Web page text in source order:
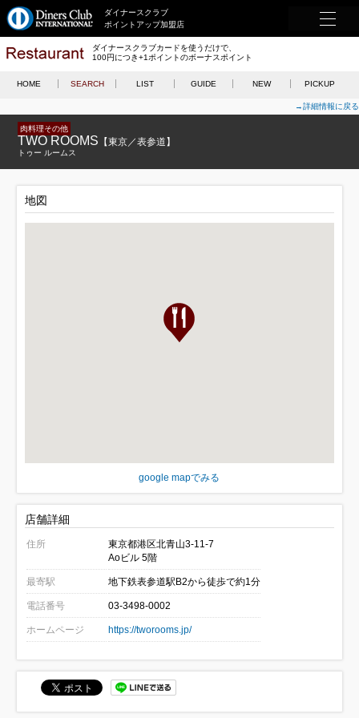
ダイナースクラブ
ポイントアップ加盟店
ダイナースクラブカードを使うだけで、
100円につき+1ポイントのボーナスポイント
HOME SEARCH LIST GUIDE NEW PICKUP
→詳細情報に戻る
肉料理その他
TWO ROOMS 【東京／表参道】
トゥー ルームス
地図
google mapでみる
店舗詳細
住所
東京都港区北青山3-11-7
Aoビル 5階
最寄駅 地下鉄表参道駅B2から徒歩で約1分
電話番号 03-3498-0002
ホームページ https://tworooms.jp/